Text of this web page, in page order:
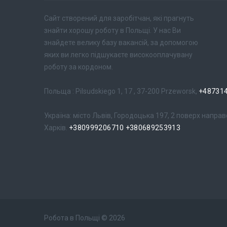
Сайт створений для заробітчан, які прагнуть
знайти хорошу роботу в Польщі. У нас Ви
знайдете велику базу вакансій, за допомогою
яких ви легко підшукаєте високооплачувану
роботу за кордоном.
Польща : Pilsudskiego 1, 17 , 37-200 Przeworsk,
Україна: місто Львів, Городоцька 197, 2 поверх
Харків. +380999206710 +380689253913
Робота в Польщі © 2026